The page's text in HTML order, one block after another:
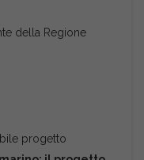
della Regione
progetto